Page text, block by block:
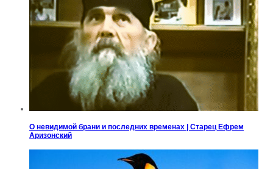
О невидимой брани и последних временах | Старец Ефрем
Аризонский